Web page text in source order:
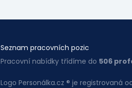
Seznam pracovních pozic
Pracovní nabídky třídíme do 506
Logo Personálka.cz ® je registrovaná